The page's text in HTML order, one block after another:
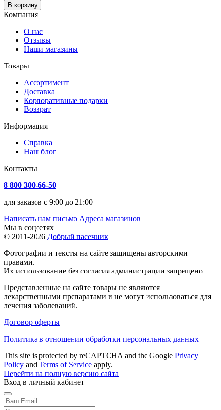
В корзину
Компания
О нас
Отзывы
Наши магазины
Товары
Ассортимент
Доставка
Корпоративные подарки
Возврат
Информация
Справка
Наш блог
Контакты
8 800 300-66-50
для заказов с 9:00 до 21:00
Написать нам письмо Адреса магазинов
Мы в соцсетях
© 2011-2026 Добрый пасечник
Фотографии и тексты на сайте защищены авторскими
правами.
Их использование без согласия администрации запрещено.
Представленные на сайте товары не являются
лекарственными препаратами и не могут использоваться для
лечения заболеваний.
Договор оферты
Политика в отношении обработки персональных данных
This site is protected by reCAPTCHA and the Google Privacy
Policy and Terms of Service apply.
Перейти на полную версию сайта
Вход в личный кабинет